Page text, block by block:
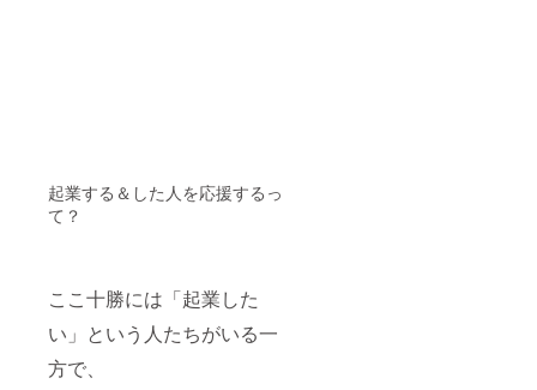
起業する＆した人を応援するっ
て？
ここ十勝には「起業した
い」という人たちがいる一
方で、